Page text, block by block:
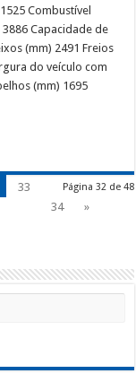
Combustível
Capacidade de
(mm) 2491 Freios
do veículo com
(mm) 1695
Página 32 de 48
33
34
»